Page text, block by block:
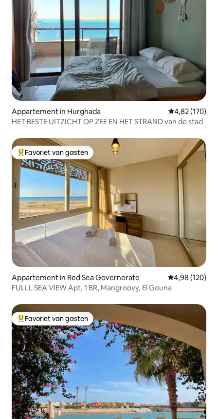
Appartement in Hurghada Gemiddelde
4,82 (170)
HET BESTE UITZICHT OP ZEE EN HET STRAND van de stad
Topfavoriet van gasten
Favoriet van gasten
Appartement in Red Sea Governorate Gemiddelde
4,98 (120)
FULLL SEA VIEW Apt, 1 BR, Mangroovy, El Gouna
Topfavoriet van gasten
Favoriet van gasten